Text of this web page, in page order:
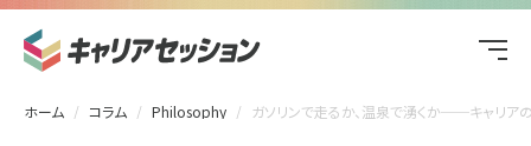
ホーム コラム Philosophy ガソリンで走るか、温泉で湧くか──キャリアの動力源を問い直